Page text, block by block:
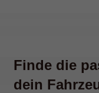
Finde die
dein